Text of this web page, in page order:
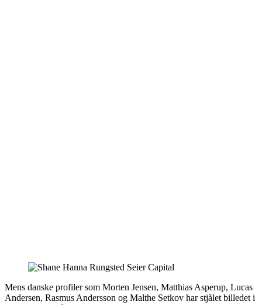
Mens danske profiler som Morten Jensen, Matthias Asperup, Lucas
Andersen, Rasmus Andersson og Malthe Setkov har stjålet billedet i